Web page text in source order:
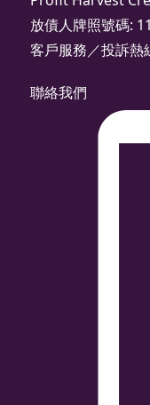
放債人牌照號碼:
客戶服務／投訴熱
聯絡我們